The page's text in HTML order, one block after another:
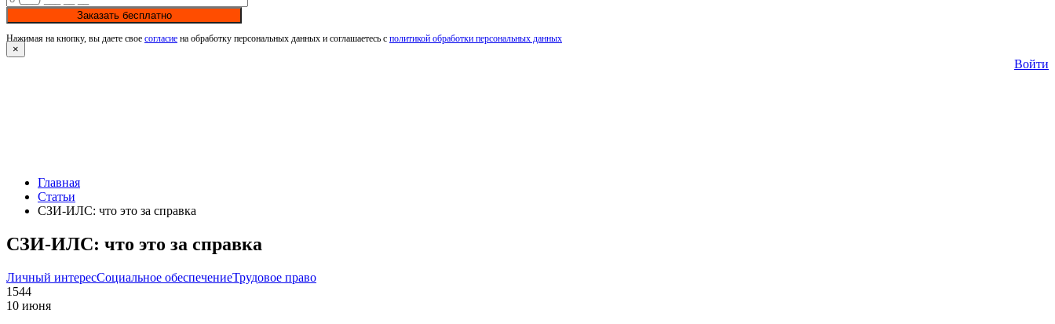
Заказать бесплатно
Нажимая на кнопку, вы даете свое согласие на обработку персональных данных и соглашаетесь с политикой обработки персональных данных
×
Войти
Главная
Статьи
СЗИ-ИЛС: что это за справка
СЗИ-ИЛС: что это за справка
Личный интересСоциальное обеспечениеТрудовое право
1544
10 июня